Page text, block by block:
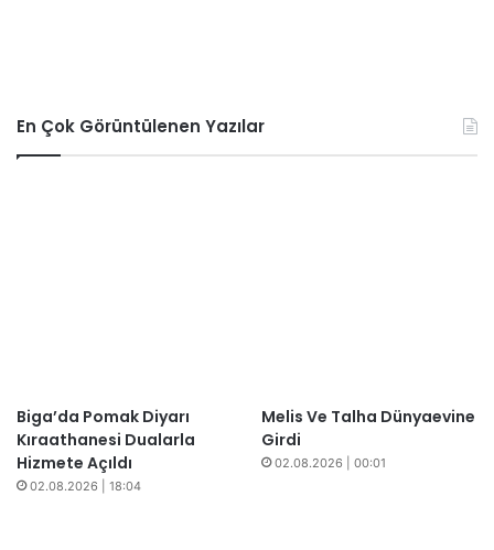
En Çok Görüntülenen Yazılar
Biga’da Pomak Diyarı
Kıraathanesi Dualarla
Hizmete Açıldı
02.08.2026 | 18:04
Melis Ve Talha Dünyaevine
Girdi
02.08.2026 | 00:01